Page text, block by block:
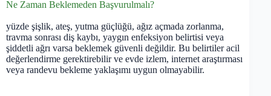
Ne Zaman Beklemeden Başvurulmalı?
yüzde şişlik, ateş, yutma güçlüğü, ağız açmada zorlanma,
travma sonrası diş kaybı, yaygın enfeksiyon belirtisi veya
şiddetli ağrı varsa beklemek güvenli değildir. Bu belirtiler acil
değerlendirme gerektirebilir ve evde izlem, internet araştırması
veya randevu bekleme yaklaşımı uygun olmayabilir.